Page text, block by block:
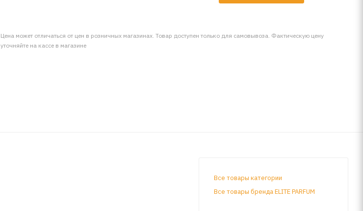
Цена может отличаться от цен в розничных магазинах. Товар доступен только для самовывоза. Фактическую цену
уточняйте на кассе в магазине
Все товары категории
Все товары бренда ELITE PARFUM